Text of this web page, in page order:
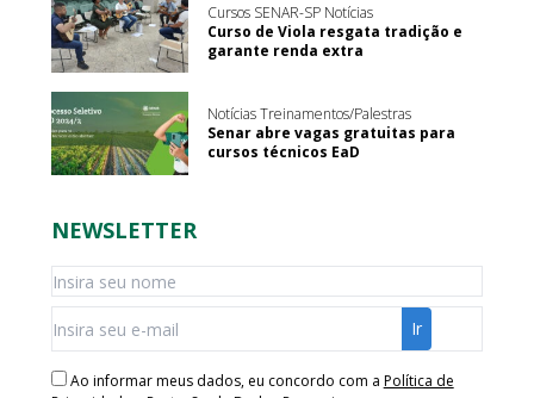
Cursos SENAR-SP Notícias
Curso de Viola resgata tradição e
garante renda extra
Notícias Treinamentos/Palestras
Senar abre vagas gratuitas para
cursos técnicos EaD
NEWSLETTER
Ao informar meus dados, eu concordo com a Política de